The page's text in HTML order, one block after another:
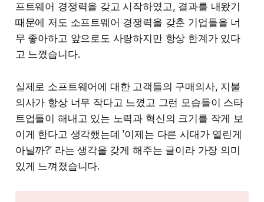
프트웨어 경쟁력을 갖고 시작하였고, 결과를 내왔기
때문에 저도 소프트웨어 경쟁력을 갖춘 기업들을 너
무 좋아하고 앞으로도 사랑하지만 항상 한계가 있다
고 느꼈습니다.
실제로 소프트웨어에 대한 고객들의 구매의사, 지불
의사가 항상 너무 작다고 느꼈고 그런 모습들이 스타
트업들이 해내고 있는 노력과 혁신의 크기를 작게 보
이게 한다고 생각했는데 '이제는 다른 시대가 열린게
아닐까?' 라는 생각을 갖게 해주는 글이라 가장 의미
있게 느껴졌습니다.